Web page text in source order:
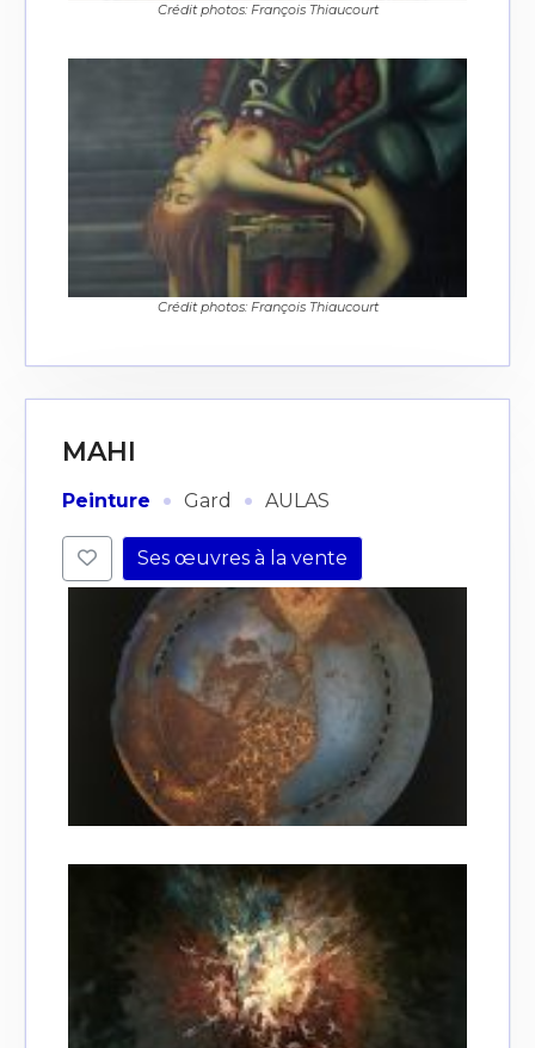
Crédit photos: François Thiaucourt
Crédit photos: François Thiaucourt
MAHI
Peinture · Gard · AULAS
Ses œuvres à la vente